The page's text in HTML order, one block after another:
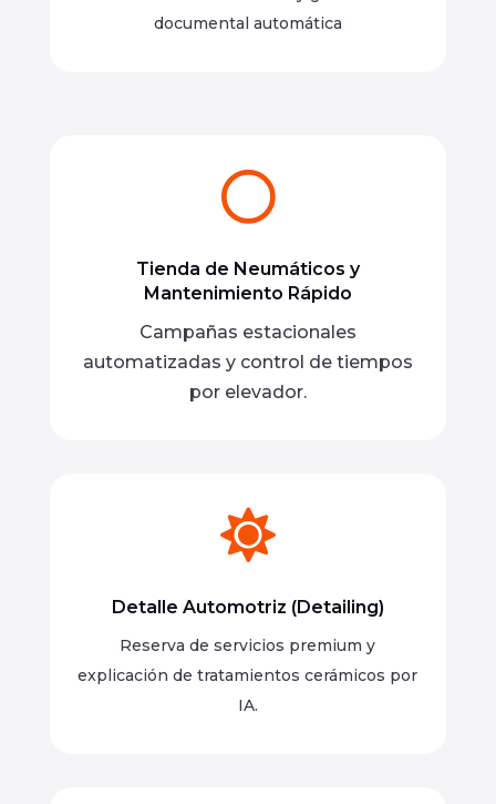
documental automática

Tienda de Neumáticos y
Mantenimiento Rápido
Campañas estacionales
automatizadas y control de tiempos
por elevador.

Detalle Automotriz (Detailing)
Reserva de servicios premium y
explicación de tratamientos cerámicos por
IA.